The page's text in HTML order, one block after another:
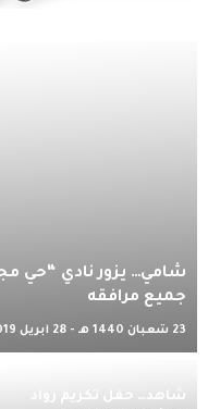
شامي… يزور نادي “حي
جميع مرافقه
23 شعبان 1440 هـ - 28 أبريل 2019 م
شاهد… حفل تكريم رواد